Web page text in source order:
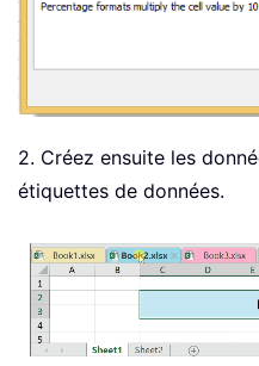
2. Créez ensuite les
étiquettes de données.